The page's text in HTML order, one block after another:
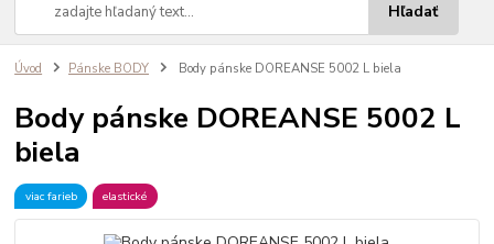
Hľadať
Úvod Pánske BODY Body pánske DOREANSE 5002 L biela
Body pánske DOREANSE 5002 L
biela
viac farieb elastické